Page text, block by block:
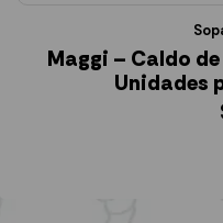
Maggi – Caldo
Unidades